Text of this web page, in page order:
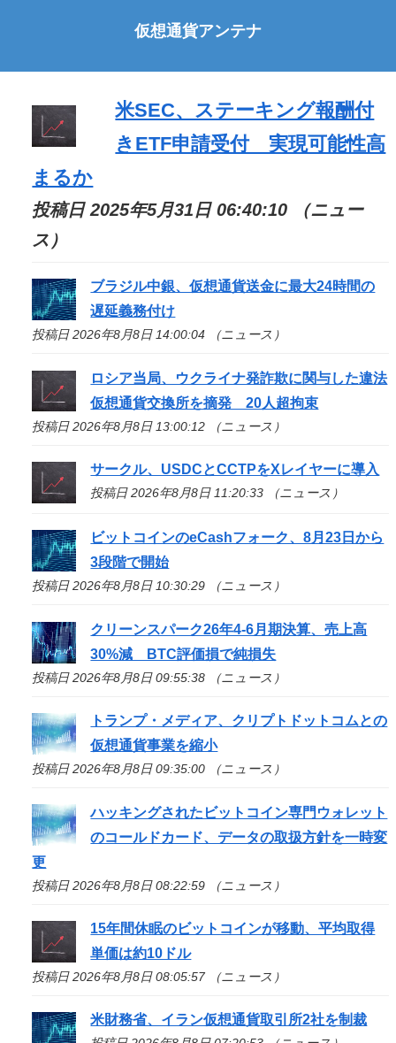
仮想通貨アンテナ
米SEC、ステーキング報酬付
きETF申請受付 実現可能性高
まるか
投稿日 2025年5月31日 06:40:10 （ニュー
ス）
ブラジル中銀、仮想通貨送金に最大24時間の
遅延義務付け
投稿日 2026年8月8日 14:00:04 （ニュース）
ロシア当局、ウクライナ発詐欺に関与した違法
仮想通貨交換所を摘発 20人超拘束
投稿日 2026年8月8日 13:00:12 （ニュース）
サークル、USDCとCCTPをXレイヤーに導入
投稿日 2026年8月8日 11:20:33 （ニュース）
ビットコインのeCashフォーク、8月23日から
3段階で開始
投稿日 2026年8月8日 10:30:29 （ニュース）
クリーンスパーク26年4-6月期決算、売上高
30%減 BTC評価損で純損失
投稿日 2026年8月8日 09:55:38 （ニュース）
トランプ・メディア、クリプトドットコムとの
仮想通貨事業を縮小
投稿日 2026年8月8日 09:35:00 （ニュース）
ハッキングされたビットコイン専門ウォレット
のコールドカード、データの取扱方針を一時変
更
投稿日 2026年8月8日 08:22:59 （ニュース）
15年間休眠のビットコインが移動、平均取得
単価は約10ドル
投稿日 2026年8月8日 08:05:57 （ニュース）
米財務省、イラン仮想通貨取引所2社を制裁